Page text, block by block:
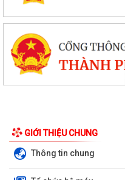
GIỚI THIỆU CHUNG
Thông tin chung